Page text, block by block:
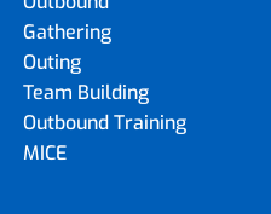
Gathering
Outing
Team Building
Outbound Training
MICE